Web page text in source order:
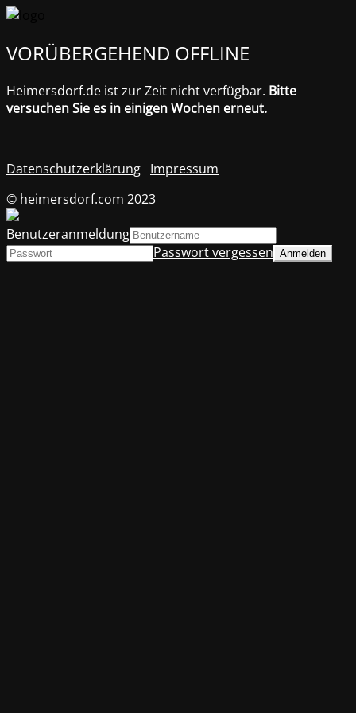
VORÜBERGEHEND OFFLINE
Heimersdorf.de ist zur Zeit nicht verfügbar. Bitte
versuchen Sie es in einigen Wochen erneut.
Datenschutzerklärung Impressum
© heimersdorf.com 2023
Benutzeranmeldung
Passwort vergessen